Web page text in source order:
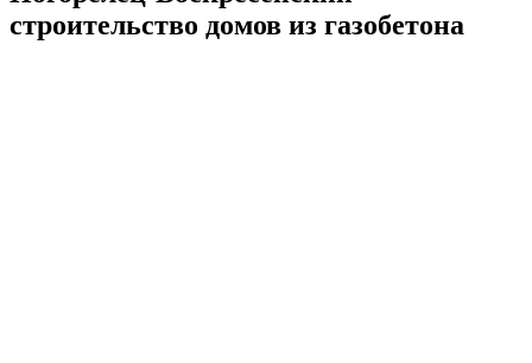
строительство домов из газобетона